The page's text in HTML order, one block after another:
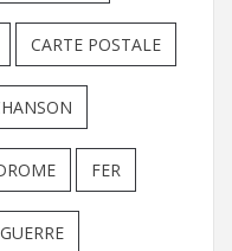
CARTE POSTALE
FER
GUERRE